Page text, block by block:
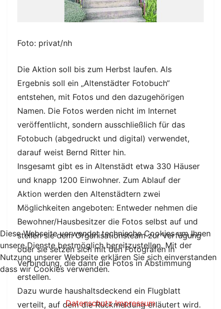
Foto: privat/nh
Die Aktion soll bis zum Herbst laufen. Als
Ergebnis soll ein „Altenstädter Fotobuch“
entstehen, mit Fotos und den dazugehörigen
Namen. Die Fotos werden nicht im Internet
veröffentlicht, sondern ausschließlich für das
Fotobuch (abgedruckt und digital) verwendet,
darauf weist Bernd Ritter hin.
Insgesamt gibt es in Altenstädt etwa 330 Häuser
und knapp 1200 Einwohner. Zum Ablauf der
Aktion werden den Altenstädtern zwei
Möglichkeiten angeboten: Entweder nehmen die
Bewohner/Hausbesitzer die Fotos selbst auf und
stellen sie dem Organisationsteam zur Verfügung
oder sie setzen sich mit den Fotografen in
Verbindung, die dann die Fotos in Abstimmung
erstellen.
Dazu wurde haushaltsdeckend ein Flugblatt
verteilt, auf dem die Rückmeldung erläutert wird.
Diese Webseite verwendet technische Cookies um Ihnen
unsere Dienste bestmöglich bereitzustellen. Mit der
Nutzung unserer Webseite erklären Sie sich einverstanden
dass wir Cookies verwenden.
Datenschutz Impressum